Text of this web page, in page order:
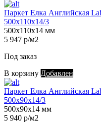
Паркет Елка Английская
500х110х14/3
500х110х14 мм
5 947 р/м2
Под заказ
В корзину Добавлен
Паркет Елка Английская
500х90х14/3
500х90х14 мм
5 940 р/м2